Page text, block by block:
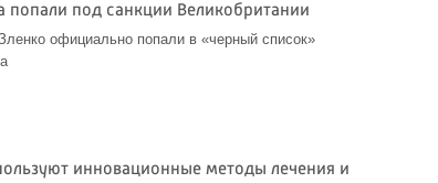
попали под санкции Великобритании
официально попали в «черный список»
инновационные методы лечения и